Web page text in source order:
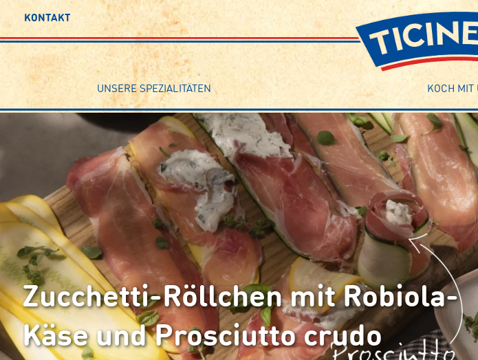
KONTAKT
UNSERE SPEZIALITÄTEN KOCH MIT
Zucchetti-Röllchen mit Robiola-
Käse und Prosciutto crudo